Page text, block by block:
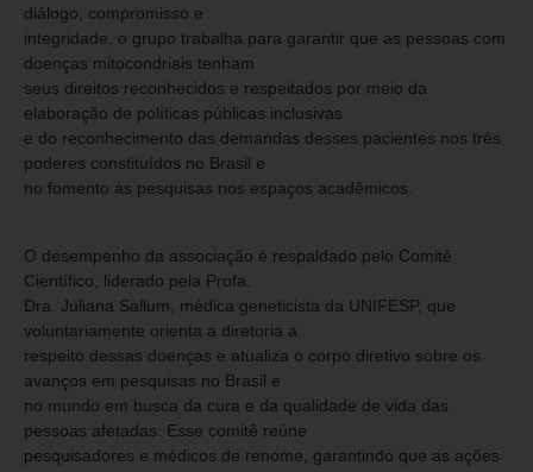
diálogo, compromisso e
integridade, o grupo trabalha para garantir que as pessoas com
doenças mitocondriais tenham
seus direitos reconhecidos e respeitados por meio da
elaboração de políticas públicas inclusivas
e do reconhecimento das demandas desses pacientes nos três
poderes constituídos no Brasil e
no fomento às pesquisas nos espaços acadêmicos.
O desempenho da associação é respaldado pelo Comitê
Científico, liderado pela Profa.
Dra. Juliana Sallum, médica geneticista da UNIFESP, que
voluntariamente orienta a diretoria a
respeito dessas doenças e atualiza o corpo diretivo sobre os
avanços em pesquisas no Brasil e
no mundo em busca da cura e da qualidade de vida das
pessoas afetadas. Esse comitê reúne
pesquisadores e médicos de renome, garantindo que as ações